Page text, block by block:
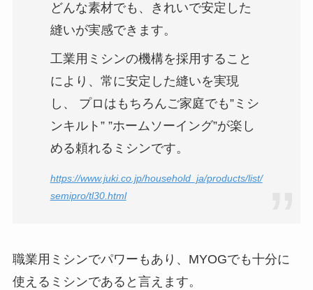
どんな素材でも、きれいで安定した
縫いが実感できます。
工業用ミシンの機構を採用すること
により、常に安定した縫いを実現
し、 プロはもちろんご家庭でも”ミシ
ンキルト” ”ホームソーイング”が楽し
める頼れるミシンです。
https://www.juki.co.jp/household_ja/products/list/
semipro/tl30.html
職業用ミシンでパワーもあり、MYOGでも十分に
使えるミシンであると言えます。